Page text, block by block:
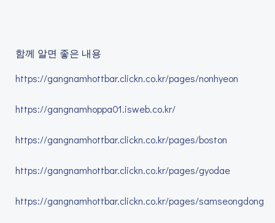
함께 알면 좋은 내용
https://gangnamhottbar.clickn.co.kr/pages/nonhyeon
https://gangnamhoppa01.isweb.co.kr/
https://gangnamhottbar.clickn.co.kr/pages/boston
https://gangnamhottbar.clickn.co.kr/pages/gyodae
https://gangnamhottbar.clickn.co.kr/pages/samseongdong